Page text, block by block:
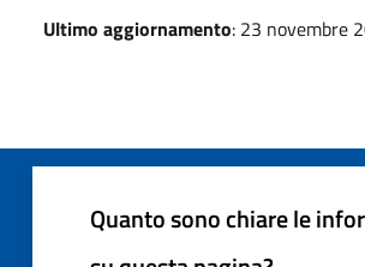
Ultimo aggiornamento: 23 novembre
Quanto sono chiare le